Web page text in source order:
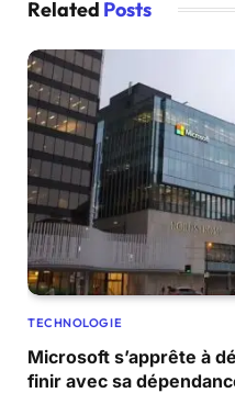
Related Posts
TECHNOLOGIE
Microsoft s’apprête à
finir avec sa